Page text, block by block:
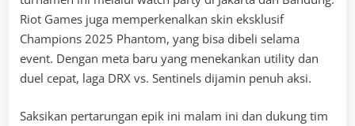
Riot Games juga memperkenalkan skin eksklusif
Champions 2025 Phantom, yang bisa dibeli selama
event. Dengan meta baru yang menekankan utility dan
duel cepat, laga DRX vs. Sentinels dijamin penuh aksi.
Saksikan pertarungan epik ini malam ini dan dukung tim